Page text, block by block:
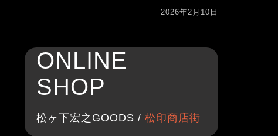
2026年2月10日
ONLINE
SHOP
松ヶ下宏之GOODS / 松印商店街